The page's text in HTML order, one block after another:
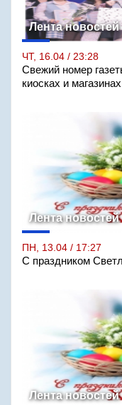
Лента новостей
ЧТ, 16.04 / 23:28
Свежий номер
киосках и
Лента новостей
ПН, 13.04 / 17:27
С праздником
Лента новостей